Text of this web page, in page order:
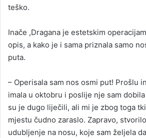
teško.
Inače ,Dragana je estetskim
opis, a kako je i sama priznala samo
puta.
– Operisala sam nos osmi put! Prošlu
imala u oktobru i poslije nje sam
su je dugo liječili, ali mi je zbog toga
mjestu čudno zaraslo. Zapravo,
udubljenje na nosu, koje sam željela